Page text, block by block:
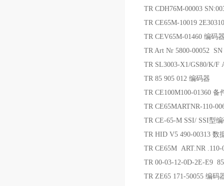
TR CDH76M-00003
TR CE65M-10019
TR CEV65M-01460 编码
TR Art Nr 5800-00052
TR SL3003-X1/GS80/K/F
TR 85 905 012 编码器
TR CE100M100-01360 备
TR CE65MARTNR-110-
TR СЕ-65-М SSI/ SSI型
TR HID V5 490-00313 数
TR CE65M ART.NR .110-
TR 00-03-12-0D-2E-E9
TR ZE65 171-50055 编码